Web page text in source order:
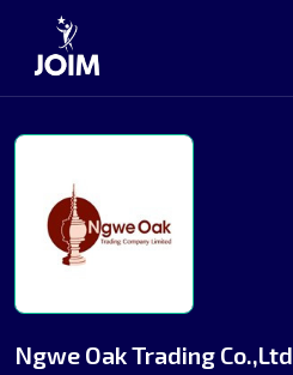
Ngwe Oak Trading Co.,Ltd